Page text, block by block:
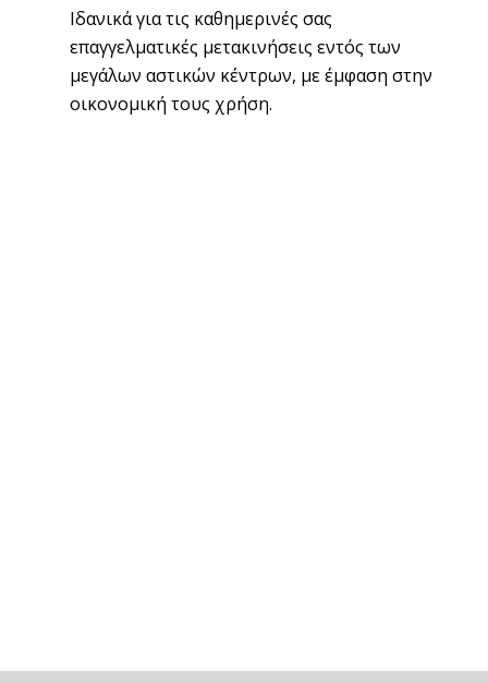
Ιδανικά για τις καθημερινές σας
επαγγελματικές μετακινήσεις εντός των
μεγάλων αστικών κέντρων, με έμφαση στην
οικονομική τους χρήση.